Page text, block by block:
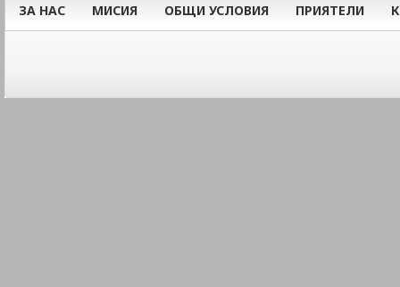
ЗА НАС МИСИЯ ОБЩИ УСЛОВИЯ ПРИЯТЕЛИ